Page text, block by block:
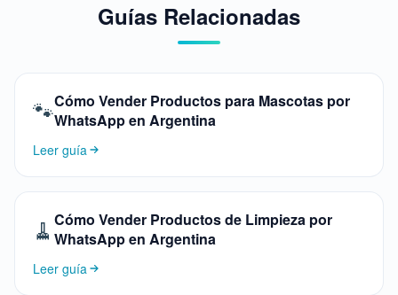
Guías Relacionadas
🐾Cómo Vender Productos para Mascotas por
WhatsApp en Argentina
Leer guía
🧹 Cómo Vender Productos de Limpieza por
WhatsApp en Argentina
Leer guía